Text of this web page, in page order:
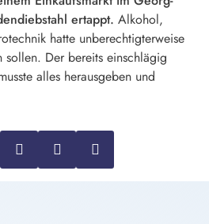
ertappt. Alkohol,
hatte unberechtigterweise
sollen. Der bereits einschlägig
alles herausgeben und